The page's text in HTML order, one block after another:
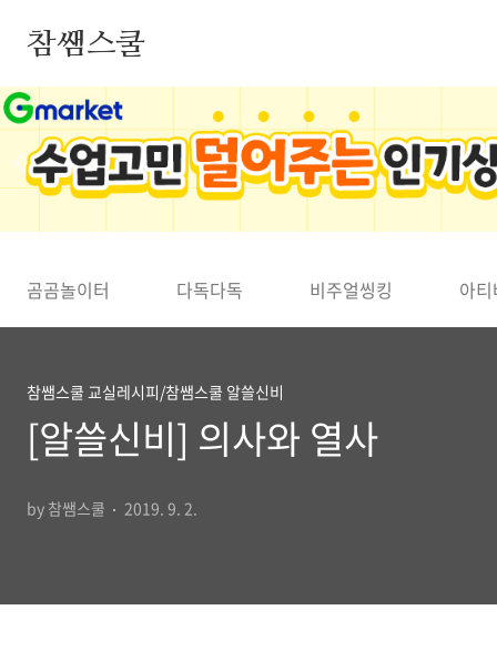
참쌤스쿨
◀
곰곰놀이터 다독다독 비주얼씽킹 아
참쌤스쿨 교실레시피/참쌤스쿨 알쓸신비
[알쓸신비] 의사와 열사
by 참쌤스쿨 2019. 9. 2.